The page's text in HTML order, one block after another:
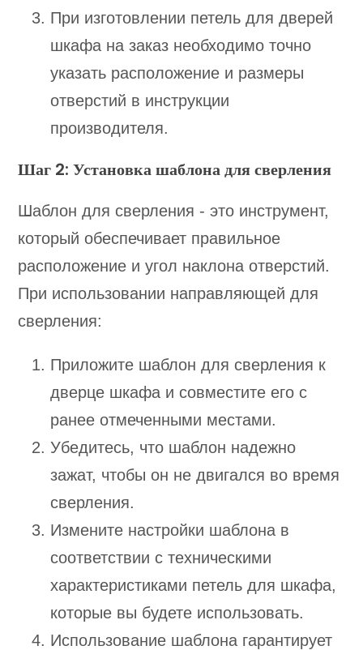
При изготовлении петель для дверей
шкафа на заказ необходимо точно
указать расположение и размеры
отверстий в инструкции
производителя.
Шаг 2: Установка шаблона для сверления
Шаблон для сверления - это инструмент,
который обеспечивает правильное
расположение и угол наклона отверстий.
При использовании направляющей для
сверления:
Приложите шаблон для сверления к
дверце шкафа и совместите его с
ранее отмеченными местами.
Убедитесь, что шаблон надежно
зажат, чтобы он не двигался во время
сверления.
Измените настройки шаблона в
соответствии с техническими
характеристиками петель для шкафа,
которые вы будете использовать.
Использование шаблона гарантирует